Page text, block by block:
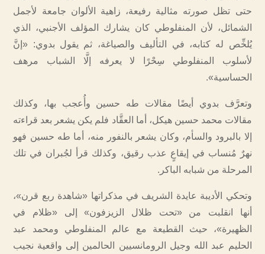
حتى تظل صورته مثالية رفيعة، زاهية الألوان جامعة لأجمل
الشمائل، لأن المنفلوطي كان يشارك المؤلف الأجنبي، الذي
يُلخِّص له كتابه، في التأليف والصياغة، ثم يقول بدوي: «إنَّ
لأسلوب المنفلوطي سِحْرًا لا يعرفه إلَّا الشباب مرهف
الحساسية».
وتعرَّف بدوي أيضًا مقالات طه حسين وأُعجب بها، وكذلك
مقالات محمد حسين هيكل، أما العقَّاد فلم يكن يشعر بعد قراءته
إلا بالبرود والسأم، وكان يشعر بالنفور منه، أما طه حسين فهو
نهرٌ مُنساب في إيقاعٍ عذب رقيق، وكذلك قرأ لجُبران في تلك
المرحلة من شبابه الباكر.
وتحكي الأديبة عايدة الشريف في مذكراتها «شاهدة ربع قرن»،
أنها انقلبت من «تحت ظلال الزيزفون» إلى «ظلام في
الظهيرة»، حيث القطيعة مع عالم المنفلوطي ومحمد عبد
الحليم عبد الله وجيل الرومانسيين الحالمين إلى واقعية نجيب